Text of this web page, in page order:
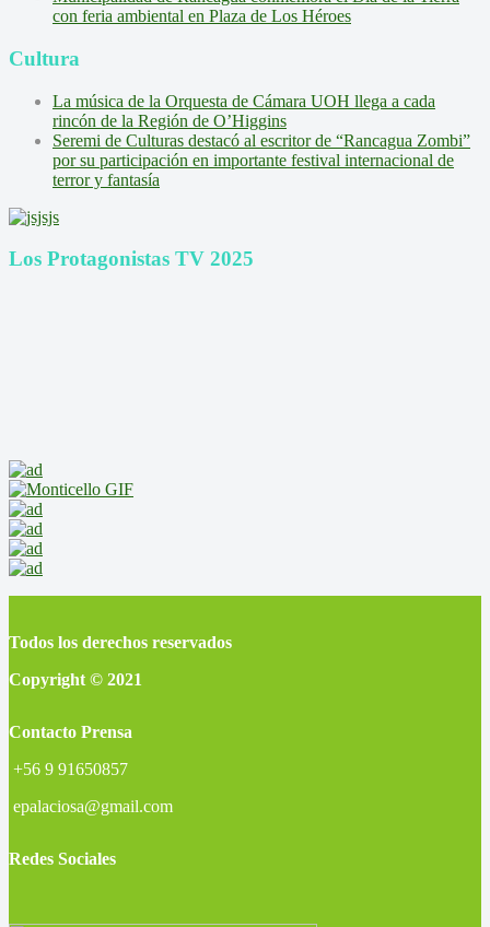
con feria ambiental en Plaza de Los Héroes
Cultura
La música de la Orquesta de Cámara UOH llega a cada
rincón de la Región de O’Higgins
Seremi de Culturas destacó al escritor de “Rancagua Zombi”
por su participación en importante festival internacional de
terror y fantasía
Los Protagonistas TV 2025
Todos los derechos reservados
Copyright © 2021
Contacto Prensa
+56 9 91650857
epalaciosa@gmail.com
Redes Sociales